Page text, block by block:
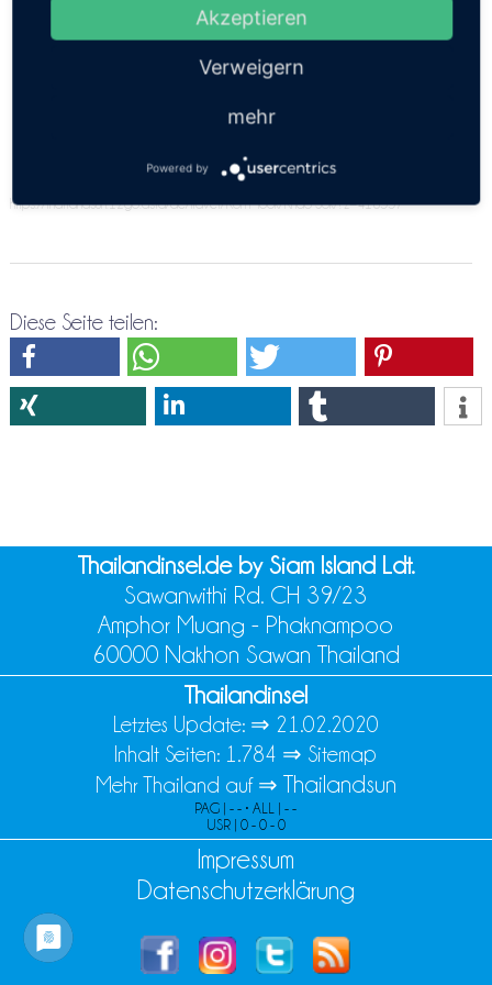
angeben. Bitte versuche es doch nochmals über die
https://thailandsun.12go.asia/de/travel/Koh Mook/Khao Sok/?z=416557
Diese Seite teilen:
Thailandinsel.de by Siam Island Ldt.
Sawanwithi Rd. CH 39/23
Amphor Muang - Phaknampoo
60000 Nakhon Sawan Thailand
Thailandinsel
Letztes Update: ⇒ 21.02.2020
Inhalt Seiten: 1.784 ⇒ Sitemap
Mehr Thailand auf ⇒ Thailandsun
PAG | - - • ALL | - -
USR | 0 - 0 - 0
Impressum
Datenschutzerklärung
Akzeptieren
Verweigern
mehr
Powered by